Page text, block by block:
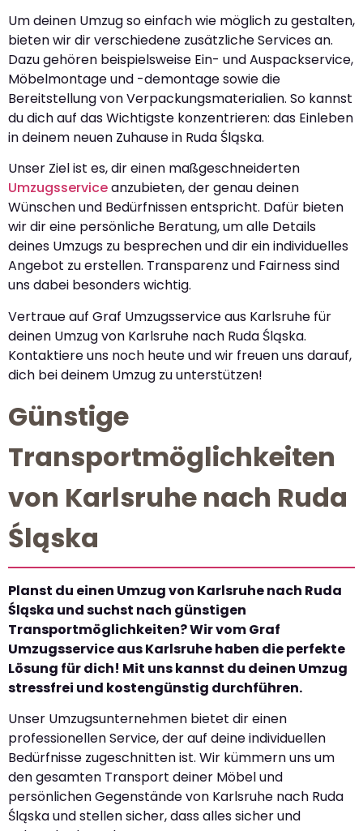
Um deinen Umzug so einfach wie möglich zu gestalten,
bieten wir dir verschiedene zusätzliche Services an.
Dazu gehören beispielsweise Ein- und Auspackservice,
Möbelmontage und -demontage sowie die
Bereitstellung von Verpackungsmaterialien. So kannst
du dich auf das Wichtigste konzentrieren: das Einleben
in deinem neuen Zuhause in Ruda Śląska.
Unser Ziel ist es, dir einen maßgeschneiderten
Umzugsserviceanzubieten, der genau deinen
Wünschen und Bedürfnissen entspricht. Dafür bieten
wir dir eine persönliche Beratung, um alle Details
deines Umzugs zu besprechen und dir ein individuelles
Angebot zu erstellen. Transparenz und Fairness sind
uns dabei besonders wichtig.
Vertraue auf Graf Umzugsservice aus Karlsruhe für
deinen Umzug von Karlsruhe nach Ruda Śląska.
Kontaktiere uns noch heute und wir freuen uns darauf,
dich bei deinem Umzug zu unterstützen!
Günstige
Transportmöglichkeiten
von Karlsruhe nach Ruda
Śląska
Planst du einen Umzug von Karlsruhe nach Ruda
Śląska und suchst nach günstigen
Transportmöglichkeiten? Wir vom Graf
Umzugsservice aus Karlsruhe haben die perfekte
Lösung für dich! Mit uns kannst du deinen Umzug
stressfrei und kostengünstig durchführen.
Unser Umzugsunternehmen bietet dir einen
professionellen Service, der auf deine individuellen
Bedürfnisse zugeschnitten ist. Wir kümmern uns um
den gesamten Transport deiner Möbel und
persönlichen Gegenstände von Karlsruhe nach Ruda
Śląska und stellen sicher, dass alles sicher und